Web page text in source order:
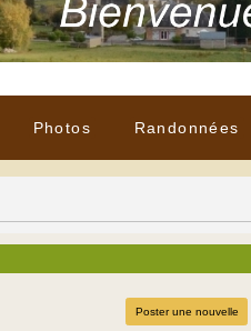
Photos Randonnées
Poster une nouvelle